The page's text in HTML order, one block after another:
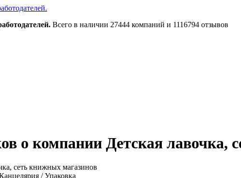
Всего в наличии 27444 компаний и 1116794 отзывов
о компании Детская лавочка,
сеть книжных магазинов
/ Упаковка